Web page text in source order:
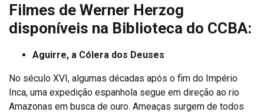
Filmes de Werner Herzog
disponíveis na Biblioteca do CCBA:
Aguirre, a Cólera dos Deuses
No século XVI, algumas décadas após o fim do Império
Inca, uma expedição espanhola segue em direção ao rio
Amazonas em busca de ouro. Ameaças surgem de todos